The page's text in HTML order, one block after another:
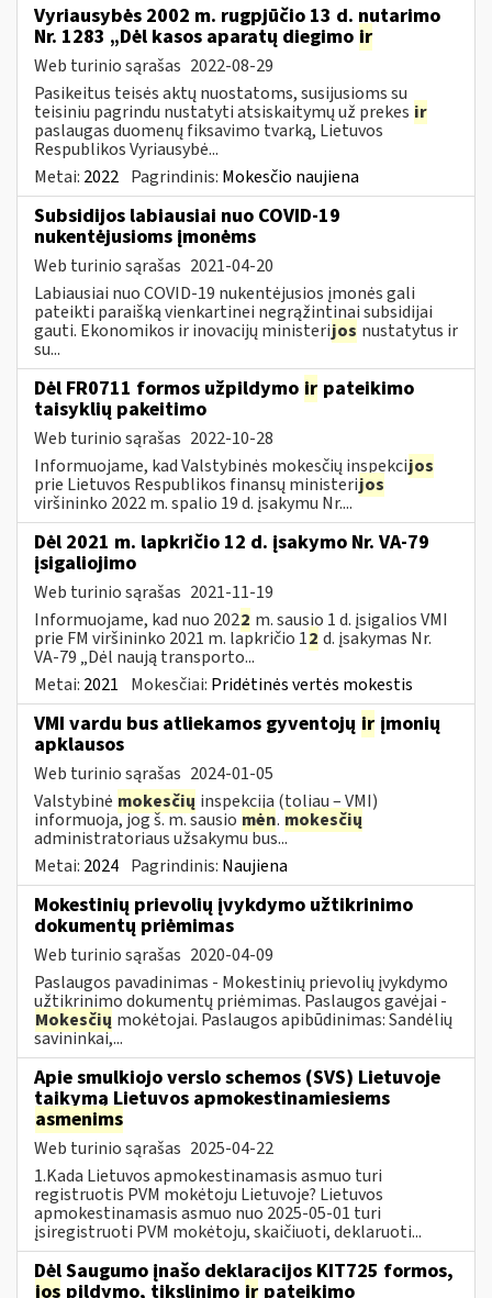
Vyriausybės 2002 m. rugpjūčio 13 d. nutarimo
Nr. 1283 „Dėl kasos aparatų diegimo ir
Web turinio sąrašas 2022-08-29
Pasikeitus teisės aktų nuostatoms, susijusioms su
teisiniu pagrindu nustatyti atsiskaitymų už prekes ir
paslaugas duomenų fiksavimo tvarką, Lietuvos
Respublikos Vyriausybė...
Metai: 2022 Pagrindinis: Mokesčio naujiena
Subsidijos labiausiai nuo COVID-19
nukentėjusioms įmonėms
Web turinio sąrašas 2021-04-20
Labiausiai nuo COVID-19 nukentėjusios įmonės gali
pateikti paraišką vienkartinei negrąžintinai subsidijai
gauti. Ekonomikos ir inovacijų ministerijos nustatytus ir
su...
Dėl FR0711 formos užpildymo ir pateikimo
taisyklių pakeitimo
Web turinio sąrašas 2022-10-28
Informuojame, kad Valstybinės mokesčių inspekcijos
prie Lietuvos Respublikos finansų ministerijos
viršininko 2022 m. spalio 19 d. įsakymu Nr....
Dėl 2021 m. lapkričio 12 d. įsakymo Nr. VA-79
įsigaliojimo
Web turinio sąrašas 2021-11-19
Informuojame, kad nuo 2022 m. sausio 1 d. įsigalios VMI
prie FM viršininko 2021 m. lapkričio 12 d. įsakymas Nr.
VA-79 „Dėl naują transporto...
Metai: 2021 Mokesčiai: Pridėtinės vertės mokestis
VMI vardu bus atliekamos gyventojų ir įmonių
apklausos
Web turinio sąrašas 2024-01-05
Valstybinė mokesčių inspekcija (toliau – VMI)
informuoja, jog š. m. sausio mėn. mokesčių
administratoriaus užsakymu bus...
Metai: 2024 Pagrindinis: Naujiena
Mokestinių prievolių įvykdymo užtikrinimo
dokumentų priėmimas
Web turinio sąrašas 2020-04-09
Paslaugos pavadinimas - Mokestinių prievolių įvykdymo
užtikrinimo dokumentų priėmimas. Paslaugos gavėjai -
Mokesčių mokėtojai. Paslaugos apibūdinimas: Sandėlių
savininkai,...
Apie smulkiojo verslo schemos (SVS) Lietuvoje
taikymą Lietuvos apmokestinamiesiems
asmenims
Web turinio sąrašas 2025-04-22
1.Kada Lietuvos apmokestinamasis asmuo turi
registruotis PVM mokėtoju Lietuvoje? Lietuvos
apmokestinamasis asmuo nuo 2025-05-01 turi
įsiregistruoti PVM mokėtoju, skaičiuoti, deklaruoti...
Dėl Saugumo įnašo deklaracijos KIT725 formos,
jos pildymo, tikslinimo ir pateikimo